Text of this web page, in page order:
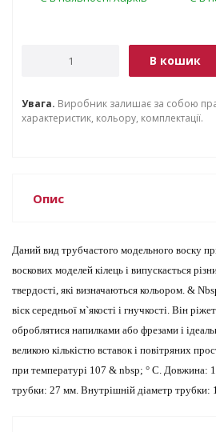
В кошик
Увага. Виробник залишає за собою
характеристик, кольору, комплектації.
Опис
Даний вид трубчастого модельного воску
воскових моделей кілець і випускається
твердості, які визначаються кольором. &
віск середньої м`якості і гнучкості. Він
оброблятися напилками або фрезами і
великою кількістю вставок і повітряних
при температурі 107 & nbsp; ° С. Довжина:
трубки: 27 мм. Внутрішній діаметр трубки: